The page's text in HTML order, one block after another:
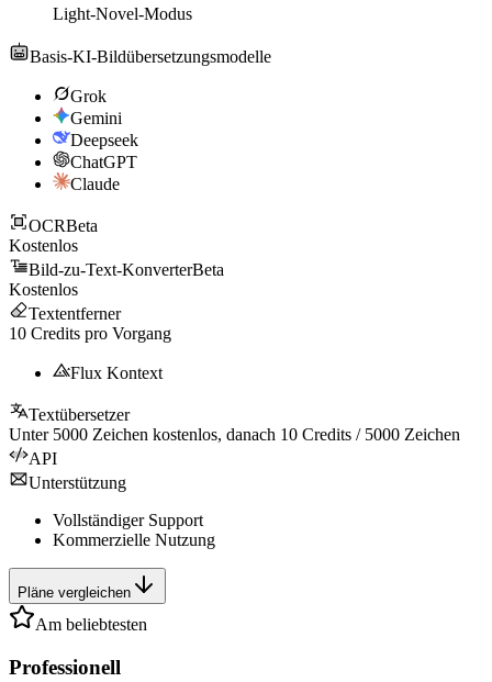
Light-Novel-Modus
Basis-KI-Bildübersetzungsmodelle
Grok
Gemini
Deepseek
ChatGPT
Claude
OCRBeta
Kostenlos
Bild-zu-Text-KonverterBeta
Kostenlos
Textentferner
10 Credits pro Vorgang
Flux Kontext
Textübersetzer
Unter 5000 Zeichen kostenlos, danach 10 Credits / 5000 Zeichen
API
Unterstützung
Vollständiger Support
Kommerzielle Nutzung
Pläne vergleichen
Am beliebtesten
Professionell